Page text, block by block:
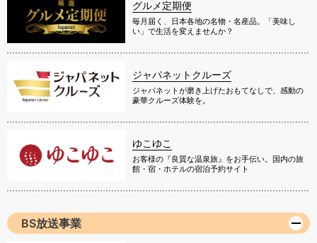
グルメ定期便
毎月届く、日本各地の名物・名産品。「美味し
い」で生活を変えませんか？
ジャパネットクルーズ
ジャパネットが磨き上げたおもてなしで、感動の
豪華クルーズ体験を。
ゆこゆこ
お客様の『良質な温泉旅』をお手伝い。国内の旅
館・宿・ホテルの宿泊予約サイト
BS放送事業